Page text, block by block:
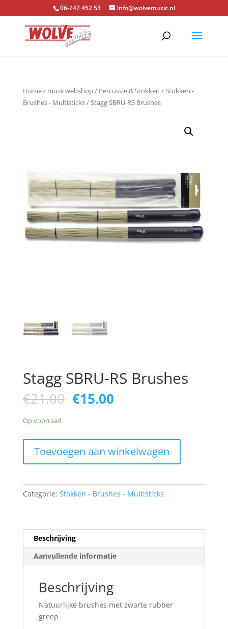
06-247 452 53 info@wolvemusic.nl
Home/ musicwebshop/ Percussie & Stokken /Stokken -
Brushes - Multisticks/ Stagg SBRU-RS Brushes
Stagg SBRU-RS Brushes
€21.00 Oorspronkelijke
prijs
€15.00Huidige
Op voorraad
SBRU-
aantal
Toevoegen aan winkelwagen
Categorie: Stokken - Brushes - Multisticks
Beschrijving
Aanvullende informatie
Beschrijving
Natuurlijke brushes met zwarte rubber
greep